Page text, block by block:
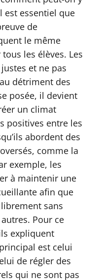
est essentiel que
de
le même
les élèves. Les
et ne pas
détriment des
posée, il devient
un climat
positives entre les
abordent des
comme la
exemple, les
à maintenir une
afin que
sans
Pour ce
expliquent
est celui
de régler des
qui ne sont pas